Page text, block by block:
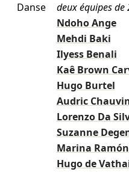
Danse
deux équipes
Ndoho Ange
Mehdi Baki
Ilyess Benali
Kaê Brown
Hugo Burtel
Audric
Lorenzo Da
Suzanne
Marina
Hugo de